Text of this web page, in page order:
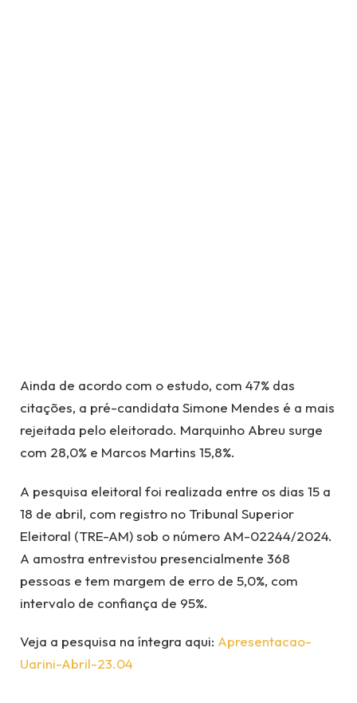
Ainda de acordo com o estudo, com 47% das
citações, a pré-candidata Simone Mendes é a mais
rejeitada pelo eleitorado. Marquinho Abreu surge
com 28,0% e Marcos Martins 15,8%.
A pesquisa eleitoral foi realizada entre os dias 15 a
18 de abril, com registro no Tribunal Superior
Eleitoral (TRE-AM) sob o número AM-02244/2024.
A amostra entrevistou presencialmente 368
pessoas e tem margem de erro de 5,0%, com
intervalo de confiança de 95%.
Veja a pesquisa na íntegra aqui: Apresentacao-
Uarini-Abril-23.04